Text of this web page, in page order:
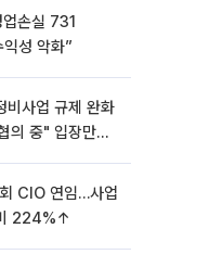
손실 731
성 악화”
비사업 규제 완화
의 중" 입장만
CIO 연임…사업
224%↑